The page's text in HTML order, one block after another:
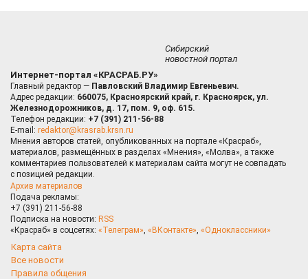
Сибирский
новостной портал
Интернет-портал «КРАСРАБ.РУ»
Главный редактор — Павловский Владимир Евгеньевич.
Адрес редакции: 660075, Красноярский край, г. Красноярск, ул.
Железнодорожников, д. 17, пом. 9, оф. 615.
Телефон редакции: +7 (391) 211-56-88
E-mail: redaktor@krasrab.krsn.ru
Мнения авторов статей, опубликованных на портале «Красраб»,
материалов, размещённых в разделах «Мнения», «Молва», а также
комментариев пользователей к материалам сайта могут не совпадать
с позицией редакции.
Архив материалов
Подача рекламы:
+7 (391) 211-56-88
Подписка на новости: RSS
«Красраб» в соцсетях: «Телеграм», «ВКонтакте», «Одноклассники»
Карта сайта
Все новости
Правила общения